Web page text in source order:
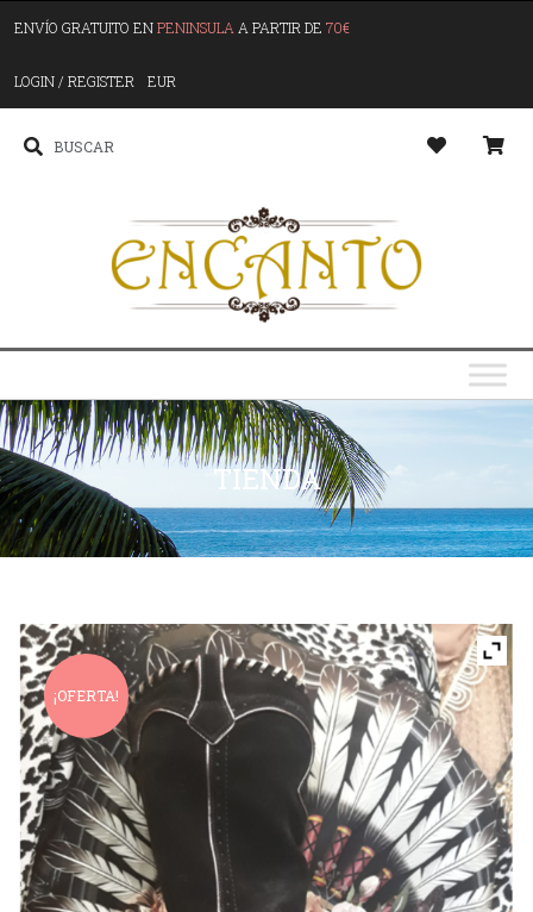
ENVÍO GRATUITO ENPENINSULA A PARTIR DE 70€
LOGIN / REGISTER EUR
TIENDA
¡OFERTA!